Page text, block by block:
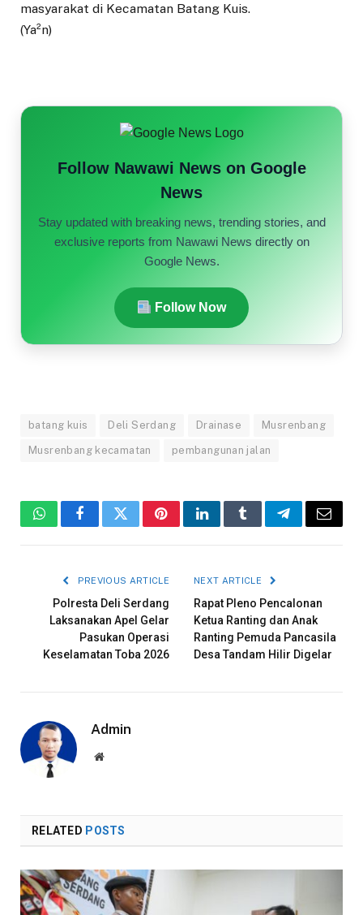
masyarakat di Kecamatan Batang Kuis.
(Ya²n)
Follow Nawawi News on Google
News
Stay updated with breaking news, trending stories, and
exclusive reports from Nawawi News directly on
Google News.
Follow Now
batang kuis Deli Serdang Drainase Musrenbang
Musrenbang kecamatan pembangunan jalan
WhatsAppFacebookTwitterPinterestLinkedInTumblrTelegramEmail
PREVIOUS ARTICLE
Polresta Deli Serdang
Laksanakan Apel Gelar
Pasukan Operasi
Keselamatan Toba 2026
NEXT ARTICLE
Rapat Pleno Pencalonan
Ketua Ranting dan Anak
Ranting Pemuda Pancasila
Desa Tandam Hilir Digelar
Admin
Website
RELATED POSTS